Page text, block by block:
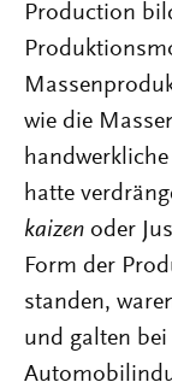
Production
wie die
hatte
kaizen oder
Form der
standen,
und galten